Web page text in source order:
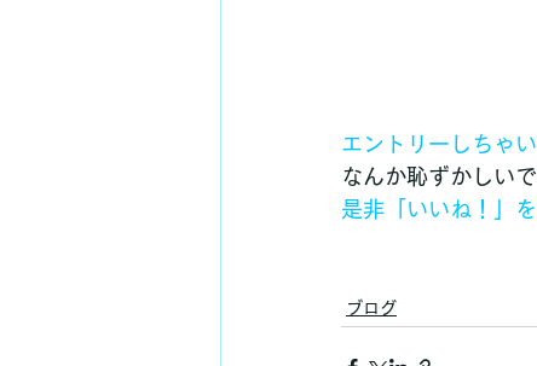
エントリーしちゃ
なんか恥ずかしい
是非「いいね！」
ブログ